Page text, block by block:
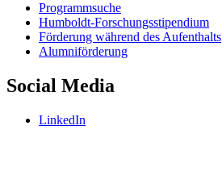
Programmsuche
Humboldt-Forschungsstipendium
Förderung während des Aufenthalts
Alumniförderung
Social Media
LinkedIn